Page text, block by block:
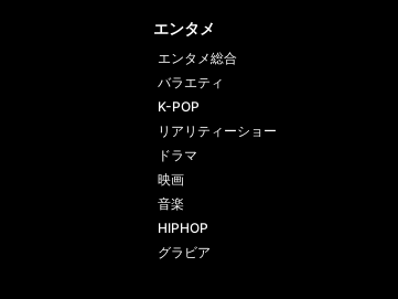
エンタメ
エンタメ総合
バラエティ
K-POP
リアリティーショー
ドラマ
映画
音楽
HIPHOP
グラビア